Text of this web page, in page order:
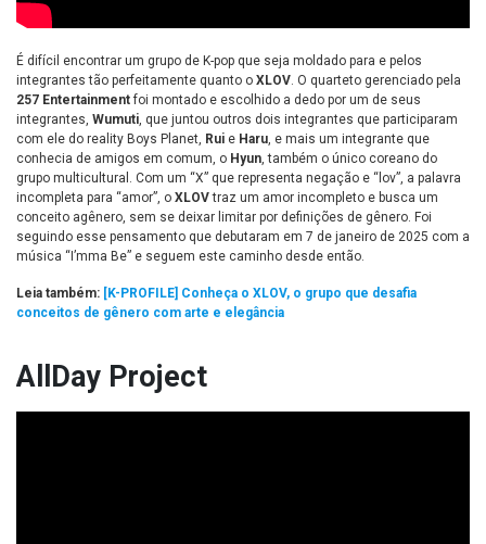
É difícil encontrar um grupo de K-pop que seja moldado para e pelos
integrantes tão perfeitamente quanto o XLOV. O quarteto gerenciado pela
257 Entertainmentfoi montado e escolhido a dedo por um de seus
integrantes, Wumuti, que juntou outros dois integrantes que participaram
com ele do reality Boys Planet, Rui e Haru, e mais um integrante que
conhecia de amigos em comum, o Hyun, também o único coreano do
grupo multicultural. Com um “X” que representa negação e “lov”, a palavra
incompleta para “amor”, o XLOVtraz um amor incompleto e busca um
conceito agênero, sem se deixar limitar por definições de gênero. Foi
seguindo esse pensamento que debutaram em 7 de janeiro de 2025 com a
música “I’mma Be” e seguem este caminho desde então.
Leia também: [K-PROFILE] Conheça o XLOV, o grupo que desafia
conceitos de gênero com arte e elegância
AllDay Project